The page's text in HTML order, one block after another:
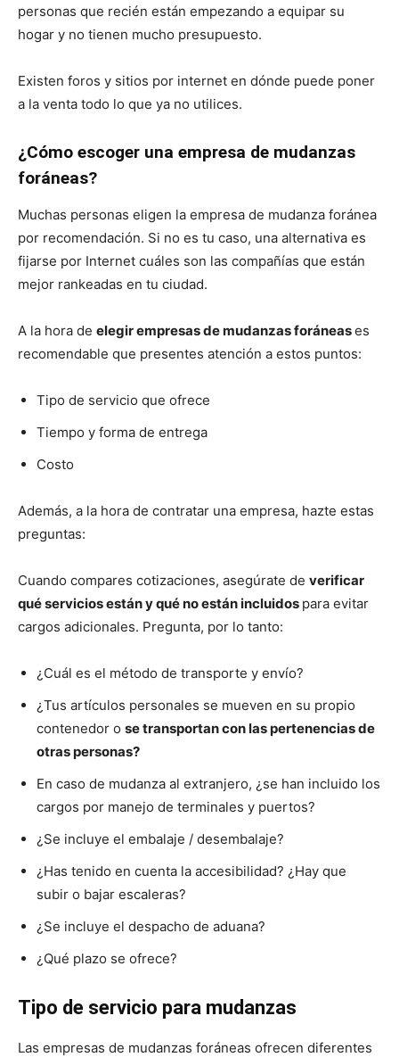
personas que recién están empezando a equipar su
hogar y no tienen mucho presupuesto.
Existen foros y sitios por internet en dónde puede poner
a la venta todo lo que ya no utilices.
¿Cómo escoger una empresa de mudanzas
foráneas?
Muchas personas eligen la empresa de mudanza foránea
por recomendación. Si no es tu caso, una alternativa es
fijarse por Internet cuáles son las compañías que están
mejor rankeadas en tu ciudad.
A la hora de elegir empresas de mudanzas foráneases
recomendable que presentes atención a estos puntos:
Tipo de servicio que ofrece
Tiempo y forma de entrega
Costo
Además, a la hora de contratar una empresa, hazte estas
preguntas:
Cuando compares cotizaciones, asegúrate de verificar
qué servicios están y qué no están incluidos para evitar
cargos adicionales. Pregunta, por lo tanto:
¿Cuál es el método de transporte y envío?
¿Tus artículos personales se mueven en su propio
contenedor o se transportan con las pertenencias de
otras personas?
En caso de mudanza al extranjero, ¿se han incluido los
cargos por manejo de terminales y puertos?
¿Se incluye el embalaje / desembalaje?
¿Has tenido en cuenta la accesibilidad? ¿Hay que
subir o bajar escaleras?
¿Se incluye el despacho de aduana?
¿Qué plazo se ofrece?
Tipo de servicio para mudanzas
Las empresas de mudanzas foráneas ofrecen diferentes